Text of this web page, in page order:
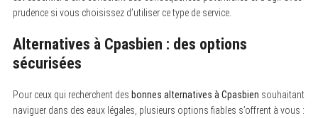
prudence si vous choisissez d’utiliser ce type de service.
Alternatives à Cpasbien : des options
sécurisées
Pour ceux qui recherchent des bonnes alternatives à Cpasbien souhaitant
naviguer dans des eaux légales, plusieurs options fiables s’offrent à vous :